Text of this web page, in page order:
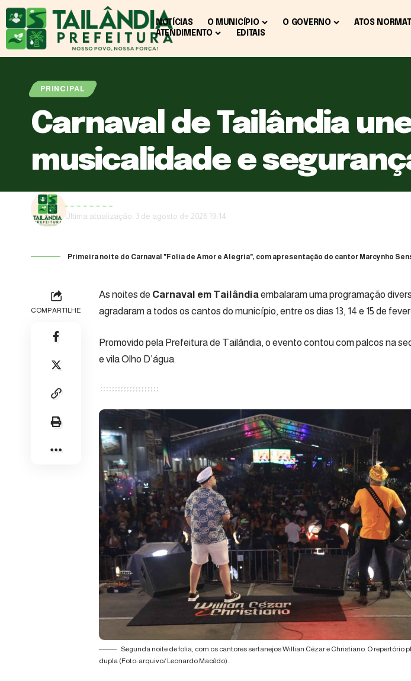
NOTÍCIAS O MUNICÍPIO O GOVERNO ATOS
ATENDIMENTO
EDITAIS
PRINCIPAL
Carnaval de Tailândia
musicalidade e
Última atualização: 3 de agosto de 2026 19:14
Primeira noite do Carnaval "Folia de Amor e Alegria", com apresentação do cantor Marcynho
COMPARTILHE
As noites de Carnaval em Tailândia embalaram uma programação
agradaram a todos os cantos do município, entre os dias 13, 14 e 15 de
Promovido pela Prefeitura de Tailândia, o evento contou com palcos na
e vila Olho D’água.
Segunda noite de folia, com os cantores sertanejos Willian Cézar e Christiano. O repertório
dupla (Foto: arquivo/ Leonardo Macêdo).